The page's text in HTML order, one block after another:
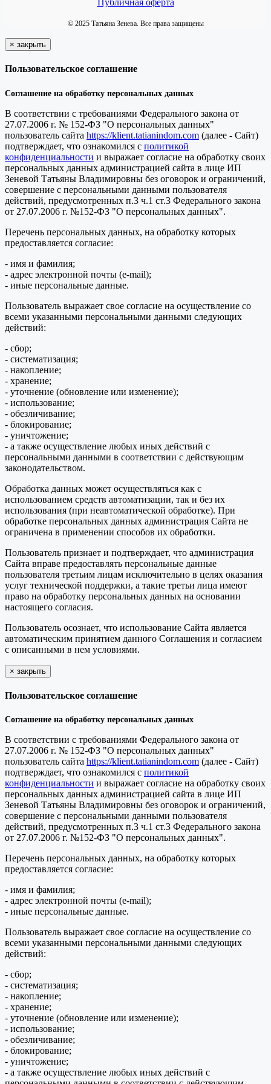
Публичная оферта
© 2025 Татьяна Зенева. Все права защищены
× закрыть
Пользовательское соглашение
Соглашение на обработку персональных данных
В соответствии с требованиями Федерального закона от
27.07.2006 г. № 152-ФЗ "О персональных данных"
пользователь сайта https://klient.tatianindom.com (далее - Сайт)
подтверждает, что ознакомился с политикой
конфиденциальности и выражает согласие на обработку своих
персональных данных администрацией сайта в лице ИП
Зеневой Татьяны Владимировны без оговорок и ограничений,
совершение с персональными данными пользователя
действий, предусмотренных п.3 ч.1 ст.3 Федерального закона
от 27.07.2006 г. №152-ФЗ "О персональных данных".
Перечень персональных данных, на обработку которых
предоставляется согласие:
- имя и фамилия;
- адрес электронной почты (e-mail);
- иные персональные данные.
Пользователь выражает свое согласие на осуществление со
всеми указанными персональными данными следующих
действий:
- сбор;
- систематизация;
- накопление;
- хранение;
- уточнение (обновление или изменение);
- использование;
- обезличивание;
- блокирование;
- уничтожение;
- а также осуществление любых иных действий с
персональными данными в соответствии с действующим
законодательством.
Обработка данных может осуществляться как с
использованием средств автоматизации, так и без их
использования (при неавтоматической обработке). При
обработке персональных данных администрация Сайта не
ограничена в применении способов их обработки.
Пользователь признает и подтверждает, что администрация
Сайта вправе предоставлять персональные данные
пользователя третьим лицам исключительно в целях оказания
услуг технической поддержки, а такие третьи лица имеют
право на обработку персональных данных на основании
настоящего согласия.
Пользователь осознает, что использование Сайта является
автоматическим принятием данного Соглашения и согласием
с описанными в нем условиями.
× закрыть
Пользовательское соглашение
Соглашение на обработку персональных данных
В соответствии с требованиями Федерального закона от
27.07.2006 г. № 152-ФЗ "О персональных данных"
пользователь сайта https://klient.tatianindom.com (далее - Сайт)
подтверждает, что ознакомился с политикой
конфиденциальности и выражает согласие на обработку своих
персональных данных администрацией сайта в лице ИП
Зеневой Татьяны Владимировны без оговорок и ограничений,
совершение с персональными данными пользователя
действий, предусмотренных п.3 ч.1 ст.3 Федерального закона
от 27.07.2006 г. №152-ФЗ "О персональных данных".
Перечень персональных данных, на обработку которых
предоставляется согласие:
- имя и фамилия;
- адрес электронной почты (e-mail);
- иные персональные данные.
Пользователь выражает свое согласие на осуществление со
всеми указанными персональными данными следующих
действий:
- сбор;
- систематизация;
- накопление;
- хранение;
- уточнение (обновление или изменение);
- использование;
- обезличивание;
- блокирование;
- уничтожение;
- а также осуществление любых иных действий с